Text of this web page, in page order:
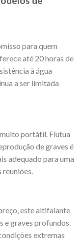
para quem
até 20 horas de
à água
a ser limitada
portátil. Flutua
de graves é
adequado para uma
reuniões.
este altifalante
e graves profundos.
extremas